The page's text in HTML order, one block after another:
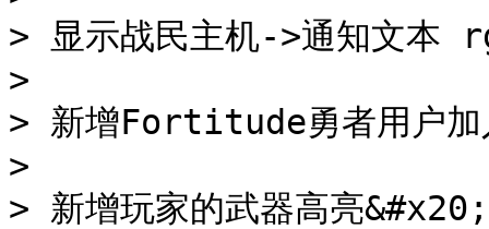
> 显示战民主机->通知文本
>
> 新增Fortitude勇者用户加
>
> 新增玩家的武器高亮&#x20;